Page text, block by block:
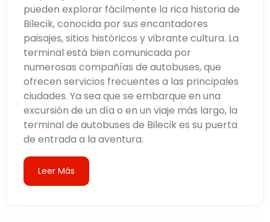
pueden explorar fácilmente la rica historia de
Bilecik, conocida por sus encantadores
paisajes, sitios históricos y vibrante cultura. La
terminal está bien comunicada por
numerosas compañías de autobuses, que
ofrecen servicios frecuentes a las principales
ciudades. Ya sea que se embarque en una
excursión de un día o en un viaje más largo, la
terminal de autobuses de Bilecik es su puerta
de entrada a la aventura.
Leer Más